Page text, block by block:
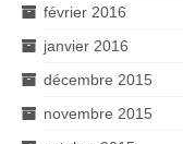
février 2016
janvier 2016
décembre 2015
novembre 2015